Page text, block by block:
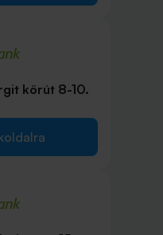
körút 8-10.